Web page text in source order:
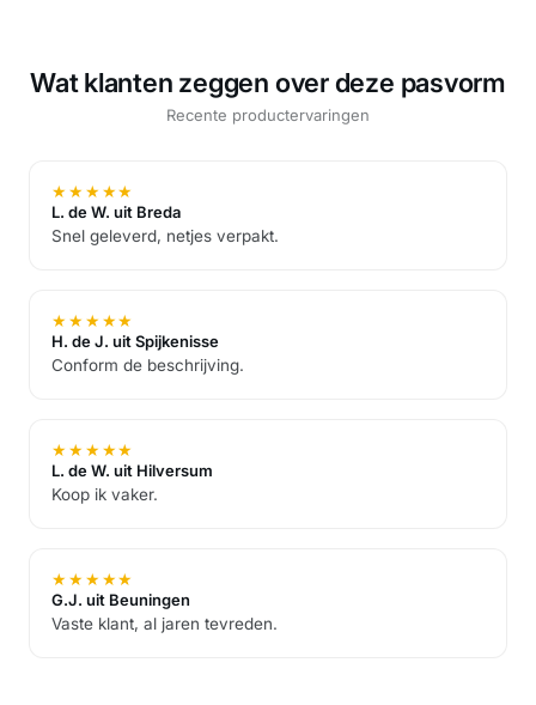
Wat klanten zeggen over deze pasvorm
Recente productervaringen
★★★★★
L. de W. uit Breda
Snel geleverd, netjes verpakt.
★★★★★
H. de J. uit Spijkenisse
Conform de beschrijving.
★★★★★
L. de W. uit Hilversum
Koop ik vaker.
★★★★★
G.J. uit Beuningen
Vaste klant, al jaren tevreden.